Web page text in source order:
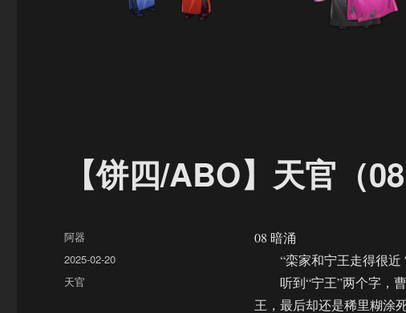
【饼四/ABO】天官（08
08 暗涌
“栾家和宁王走得很近
听到“宁王”两个字，曹
王，最后却还是稀里糊涂
作
者
阿器
发
布
于
2025-02-20
分
天官